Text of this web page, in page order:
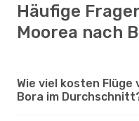
Häufige
Moorea nach
Wie viel kosten Flüge
Bora im